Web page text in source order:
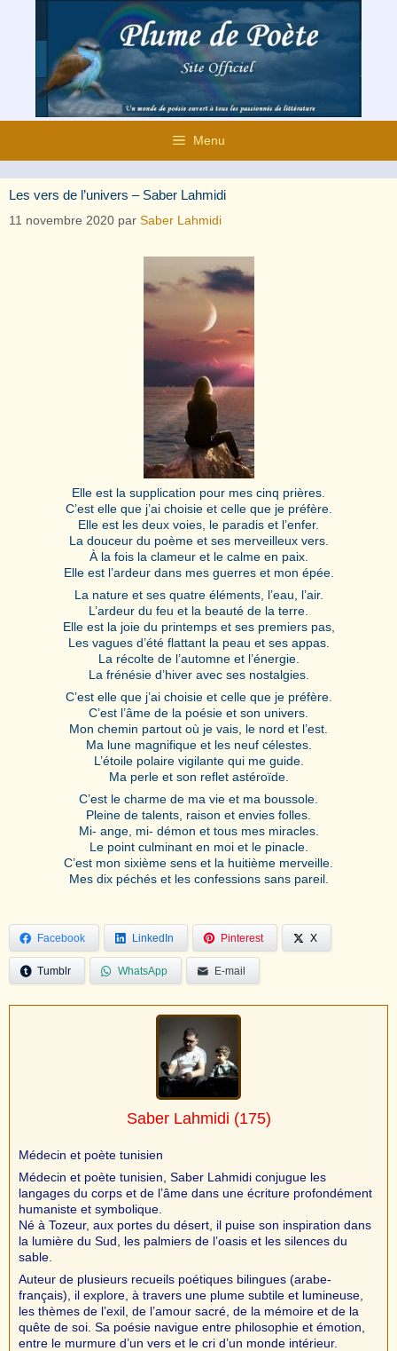
contenu
Menu
Les vers de l’univers – Saber Lahmidi
11 novembre 2020 par Saber Lahmidi
Elle est la supplication pour mes cinq prières.
C’est elle que j’ai choisie et celle que je préfère.
Elle est les deux voies, le paradis et l’enfer.
La douceur du poème et ses merveilleux vers.
À la fois la clameur et le calme en paix.
Elle est l’ardeur dans mes guerres et mon épée.
La nature et ses quatre éléments, l’eau, l’air.
L’ardeur du feu et la beauté de la terre.
Elle est la joie du printemps et ses premiers pas,
Les vagues d’été flattant la peau et ses appas.
La récolte de l’automne et l’énergie.
La frénésie d’hiver avec ses nostalgies.
C’est elle que j’ai choisie et celle que je préfère.
C’est l’âme de la poésie et son univers.
Mon chemin partout où je vais, le nord et l’est.
Ma lune magnifique et les neuf célestes.
L’étoile polaire vigilante qui me guide.
Ma perle et son reflet astéroïde.
C’est le charme de ma vie et ma boussole.
Pleine de talents, raison et envies folles.
Mi- ange, mi- démon et tous mes miracles.
Le point culminant en moi et le pinacle.
C’est mon sixième sens et la huitième merveille.
Mes dix péchés et les confessions sans pareil.
Facebook LinkedIn Pinterest X
Tumblr WhatsApp E-mail
Saber Lahmidi (175)
Médecin et poète tunisien
Médecin et poète tunisien, Saber Lahmidi conjugue les
langages du corps et de l’âme dans une écriture profondément
humaniste et symbolique.
Né à Tozeur, aux portes du désert, il puise son inspiration dans
la lumière du Sud, les palmiers de l’oasis et les silences du
sable.
Auteur de plusieurs recueils poétiques bilingues (arabe-
français), il explore, à travers une plume subtile et lumineuse,
les thèmes de l’exil, de l’amour sacré, de la mémoire et de la
quête de soi. Sa poésie navigue entre philosophie et émotion,
entre le murmure d’un vers et le cri d’un monde intérieur.